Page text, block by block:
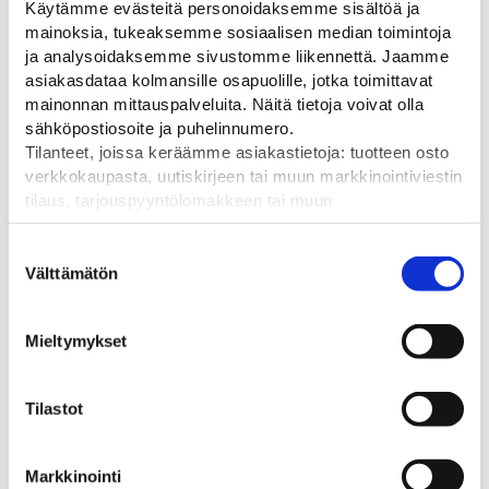
Käytämme evästeitä personoidaksemme sisältöä ja
mainoksia, tukeaksemme sosiaalisen median toimintoja
ja analysoidaksemme sivustomme liikennettä. Jaamme
asiakasdataa kolmansille osapuolille, jotka toimittavat
mainonnan mittauspalveluita. Näitä tietoja voivat olla
sähköpostiosoite ja puhelinnumero.
Tilanteet, joissa keräämme asiakastietoja: tuotteen osto
verkkokaupasta, uutiskirjeen tai muun markkinointiviestin
tilaus, tarjouspyyntölomakkeen tai muun
yhteydenottolomakkeen lähettäminen, käyttäjätilin
pyydetään erillinen suostumus tiedon käyttämiseen
markkinoinnissa. Hyväksymällä mainontaevästeet,
mainonnan mittaamista varten.
valinta
Välttämätön
Mieltymykset
Tilastot
Markkinointi
Lisätiedot
Paino
49,8 kg (kilogramma)
Tutustu myös